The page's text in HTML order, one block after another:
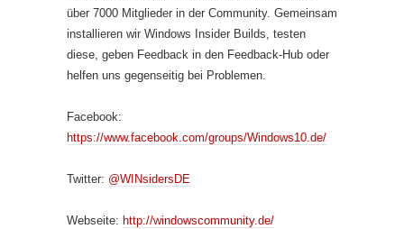
über 7000 Mitglieder in der Community. Gemeinsam
installieren wir Windows Insider Builds, testen
diese, geben Feedback in den Feedback-Hub oder
helfen uns gegenseitig bei Problemen.
Facebook:
https://www.facebook.com/groups/Windows10.de/
Twitter: @WINsidersDE
Webseite: http://windowscommunity.de/